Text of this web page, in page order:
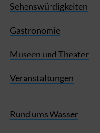
Sehenswürdigkeiten
Gastronomie
Museen und Theater
Veranstaltungen
Rund ums Wasser